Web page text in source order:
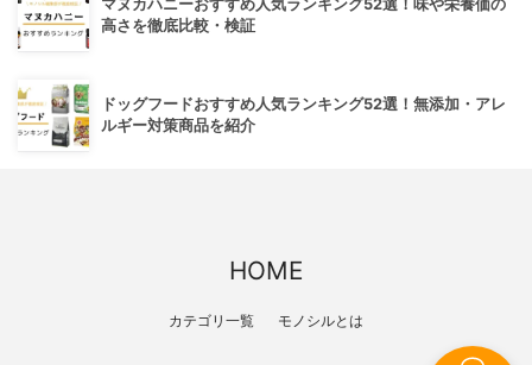
マヌカハニーおすすめ人気ランキング52選！味や栄養価の
高さを徹底比較・検証
ドッグフードおすすめ人気ランキング52選！無添加・アレ
ルギー対策商品を紹介
HOME
カテゴリ一覧 モノシルとは